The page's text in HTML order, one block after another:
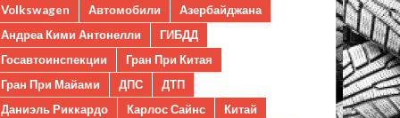
Volkswagen
Автомобили
Азербайджана
Андреа Кими Антонелли
ГИБДД
Госавтоинспекции
Гран При Китая
Гран При Майами
ДПС
ДТП
Даниэль Риккардо
Карлос Сайнс
Китай